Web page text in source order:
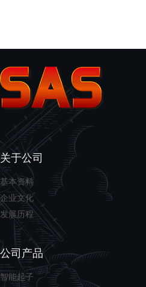
关于公司
基本资料
企业文化
发展历程
公司产品
智能起子